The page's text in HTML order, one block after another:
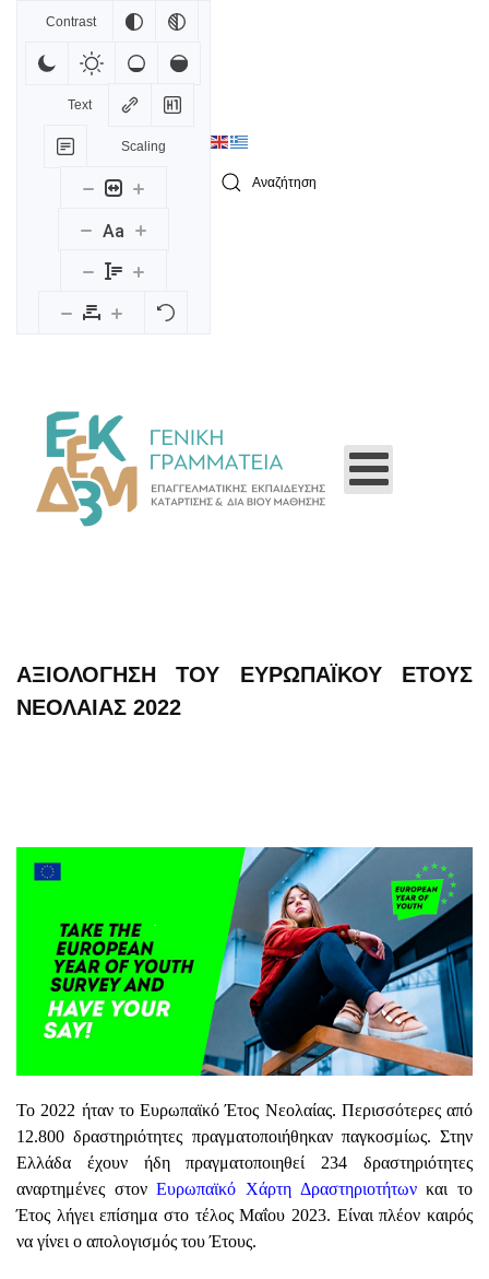
Skip to main content
Contrast
Text
Scaling
Aa
ΑΞΙΟΛΌΓΗΣΗ ΤΟΥ ΕΥΡΩΠΑΪΚΟΎ ΈΤΟΥΣ
ΝΕΟΛΑΊΑΣ 2022
Το 2022 ήταν το Ευρωπαϊκό Έτος Νεολαίας. Περισσότερες από
12.800 δραστηριότητες πραγματοποιήθηκαν παγκοσμίως. Στην
Ελλάδα έχουν ήδη πραγματοποιηθεί 234 δραστηριότητες
αναρτημένες στον Ευρωπαϊκό Χάρτη Δραστηριοτήτων και το
Έτος λήγει επίσημα στο τέλος Μαΐου 2023. Είναι πλέον καιρός
να γίνει ο απολογισμός του Έτους.